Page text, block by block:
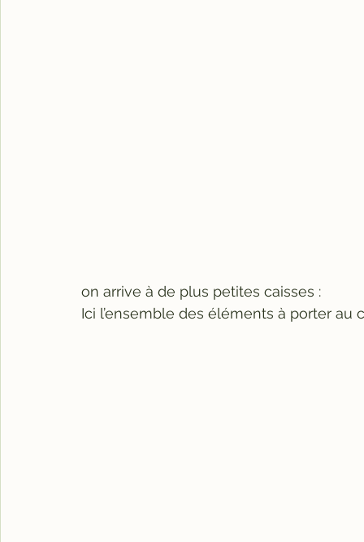
on arrive à de plus petites caisses :
Ici l’ensemble des éléments à porter au